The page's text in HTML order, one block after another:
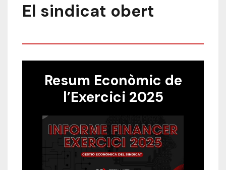
El sindicat obert
Resum Econòmic de
l’Exercici 2025